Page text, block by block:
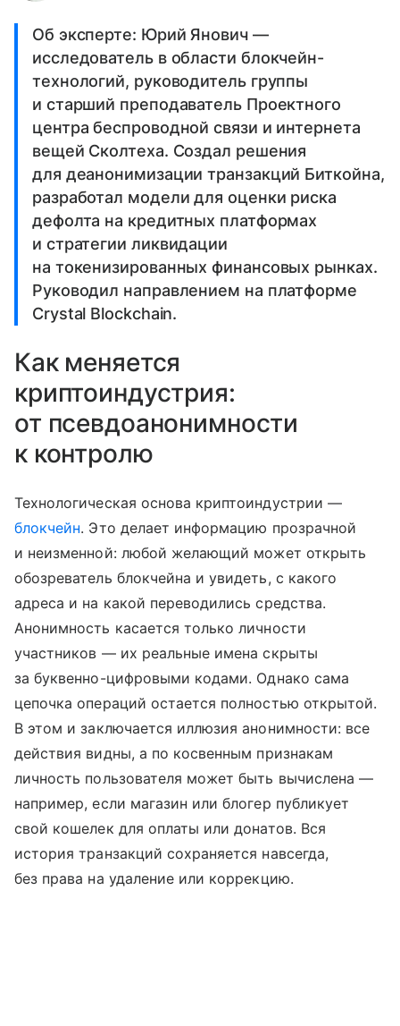
Об эксперте: Юрий Янович —
исследователь в области блокчейн-
технологий, руководитель группы
и старший преподаватель Проектного
центра беспроводной связи и интернета
вещей Сколтеха. Создал решения
для деанонимизации транзакций Биткойна,
разработал модели для оценки риска
дефолта на кредитных платформах
и стратегии ликвидации
на токенизированных финансовых рынках.
Руководил направлением на платформе
Crystal Blockchain.
Как меняется
криптоиндустрия:
от псевдоанонимности
к контролю
Технологическая основа криптоиндустрии —
блокчейн. Это делает информацию прозрачной
и неизменной: любой желающий может открыть
обозреватель блокчейна и увидеть, с какого
адреса и на какой переводились средства.
Анонимность касается только личности
участников — их реальные имена скрыты
за буквенно-цифровыми кодами. Однако сама
цепочка операций остается полностью открытой.
В этом и заключается иллюзия анонимности: все
действия видны, а по косвенным признакам
личность пользователя может быть вычислена —
например, если магазин или блогер публикует
свой кошелек для оплаты или донатов. Вся
история транзакций сохраняется навсегда,
без права на удаление или коррекцию.